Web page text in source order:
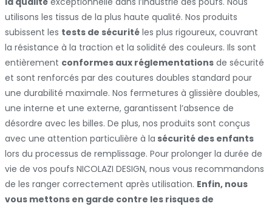
utilisons les tissus de la plus haute qualité. Nos produits
subissent les tests de sécurité les plus rigoureux, couvrant
la résistance à la traction et la solidité des couleurs. Ils sont
entièrement conformes aux réglementations de sécurité
et sont renforcés par des coutures doubles standard pour
une durabilité maximale. Nos fermetures à glissière doubles,
une interne et une externe, garantissent l’absence de
désordre avec les billes. De plus, nos produits sont conçus
avec une attention particulière à la sécurité des enfants
lors du processus de remplissage. Pour prolonger la durée de
vie de vos poufs NICOLAZI DESIGN, nous vous recommandons
de les ranger correctement après utilisation. Enfin, nous
vous mettons en garde contre les risques de